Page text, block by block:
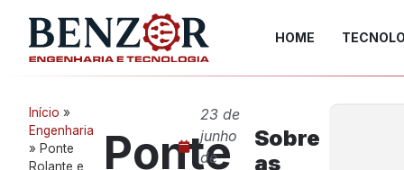
HOME
Início »
Engenharia
» Ponte
Rolante e
Ponte
23 de
junho
de
Sobre
as